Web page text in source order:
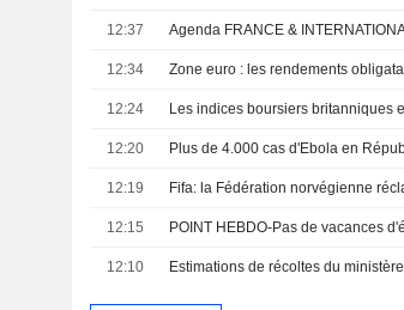
12:37 Agenda FRANCE &
12:34
12:24
12:20 Plus de 4.000 cas d'Ebola en
12:19 Fifa: la Fédération norvégienne
12:15 POINT HEBDO-Pas de vacances
12:10 Estimations de récoltes du